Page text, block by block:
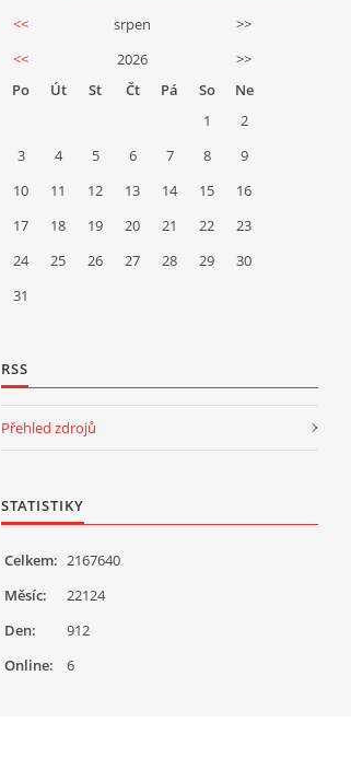
<< srpen
>>
<<
2026
>>
Po
Út St Čt Pá So
Ne
1
2
3
4 5 6 7 8
9
10
11 12 13 14 15
16
17
18 19 20 21 22
23
24
25 26 27 28 29
30
31
RSS
Přehled zdrojů
STATISTIKY
Online: 6
Celkem: 2167640
Měsíc:
22124
Den:
912